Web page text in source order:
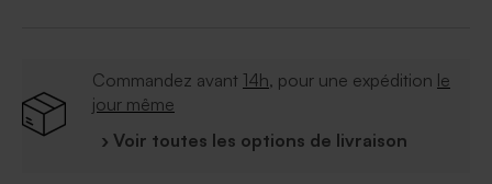
Commandez avant 14h, pour une expédition le
jour même
› Voir toutes les options de livraison